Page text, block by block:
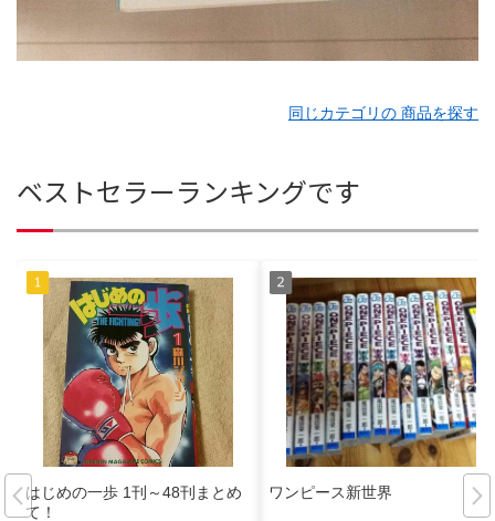
同じカテゴリの 商品を探す
ベストセラーランキングです
はじめの一歩 1刊～48刊まとめ
て！
ワンピース新世界